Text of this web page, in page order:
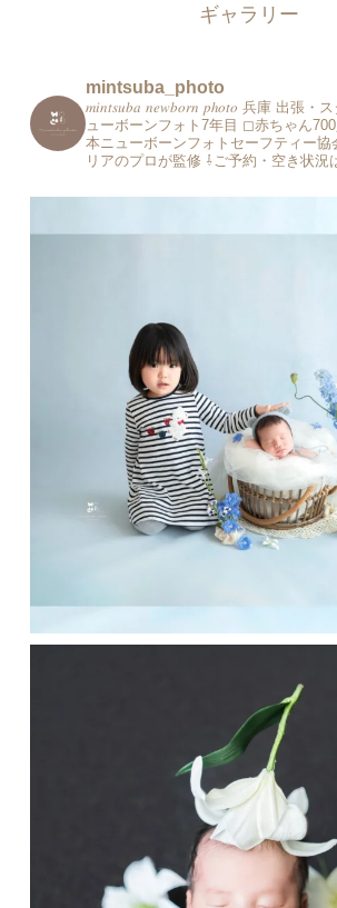
ギャラリー
mintsuba_photo
𝑚𝑖𝑛𝑡𝑠𝑢𝑏𝑎 𝑛𝑒𝑤𝑏𝑜𝑟𝑛 𝑝ℎ𝑜𝑡𝑜 兵庫 出張・
ューボーンフォト7年目 ◻︎赤ちゃん
本ニューボーンフォトセーフティー協
リアのプロが監修 ⇩ご予約・空き状況